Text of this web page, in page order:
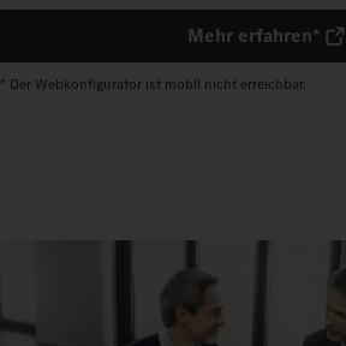
Mehr erfahren*
* Der Webkonfigurator ist mobil nicht erreichbar.